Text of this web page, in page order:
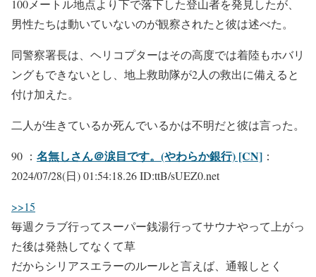
100メートル地点より下で落下した登山者を発見したが、
男性たちは動いていないのが観察されたと彼は述べた。
同警察署長は、ヘリコプターはその高度では着陸もホバリ
ングもできないとし、地上救助隊が2人の救出に備えると
付け加えた。
二人が生きているか死んでいるかは不明だと彼は言った。
90 ： 名無しさん＠涙目です。(やわらか銀行) [CN] ：
2024/07/28(日) 01:54:18.26 ID:ttB/sUEZ0.net
>>15
毎週クラブ行ってスーパー銭湯行ってサウナやって上がっ
た後は発熱してなくて草
だからシリアスエラーのルールと言えば、通報しとく